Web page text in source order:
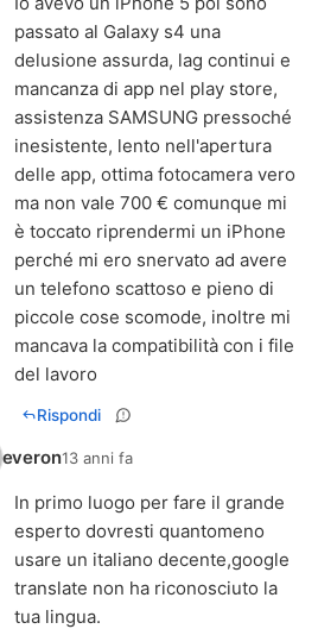
passato al Galaxy s4 una
delusione assurda, lag continui e
mancanza di app nel play store,
assistenza SAMSUNG pressoché
inesistente, lento nell'apertura
delle app, ottima fotocamera vero
ma non vale 700 € comunque mi
è toccato riprendermi un iPhone
perché mi ero snervato ad avere
un telefono scattoso e pieno di
piccole cose scomode, inoltre mi
mancava la compatibilità con i file
del lavoro
Rispondi
everon13 anni fa
In primo luogo per fare il grande
esperto dovresti quantomeno
usare un italiano decente,google
translate non ha riconosciuto la
tua lingua.